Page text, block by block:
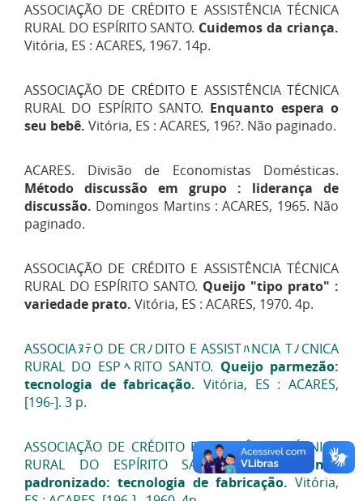
ASSOCIAÇÃO DE CRÉDITO E ASSISTÊNCIA TÉCNICA
RURAL DO ESPÍRITO SANTO. Cuidemos da criança.
Vitória, ES : ACARES, 1967. 14p.
ASSOCIAÇÃO DE CRÉDITO E ASSISTÊNCIA TÉCNICA
RURAL DO ESPÍRITO SANTO. Enquanto espera o
seu bebê. Vitória, ES : ACARES, 196?. Não paginado.
ACARES. Divisão de Economistas Domésticas.
Método discussão em grupo : liderança de
discussão. Domingos Martins : ACARES, 1965. Não
paginado.
ASSOCIAÇÃO DE CRÉDITO E ASSISTÊNCIA TÉCNICA
RURAL DO ESPÍRITO SANTO. Queijo "tipo prato" :
variedade prato. Vitória, ES : ACARES, 1970. 4p.
ASSOCIAﾇﾃO DE CRﾉDITO E ASSISTﾊNCIA TﾉCNICA
RURAL DO ESP ﾍ RITO SANTO. Queijo parmezão:
tecnologia de fabricação. Vitória, ES : ACARES,
[196-]. 3 p.
ASSOCIAÇÃO DE CRÉDITO E ASSISTÊNCIA TÉCNICA
RURAL DO ESPÍRITO SANTO.Queijo minas
padronizado: tecnologia de fabricação. Vitória,